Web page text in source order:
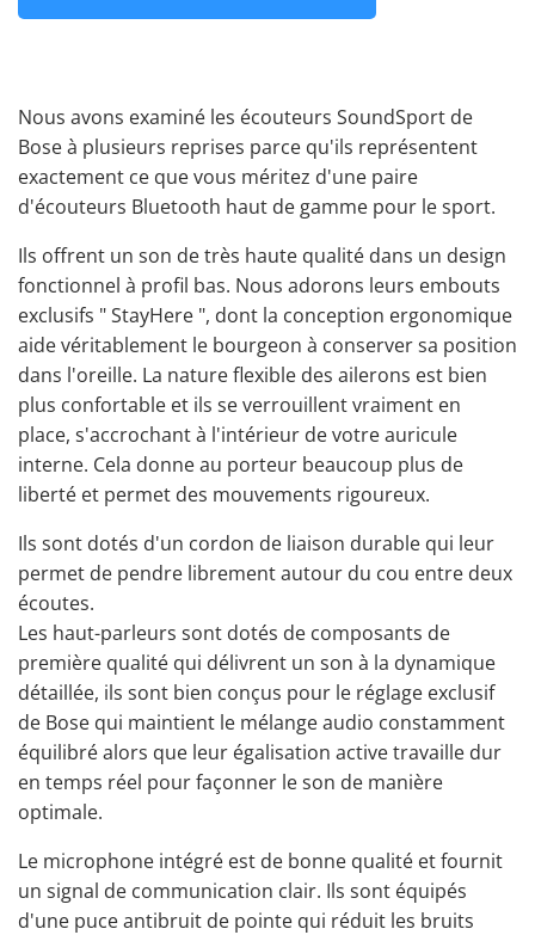
Nous avons examiné les écouteurs SoundSport de
Boseà plusieurs reprises parce qu'ils représentent
exactement ce que vous méritez d'une paire
d'écouteurs Bluetooth haut de gamme pour le sport.
Ils offrent un son de très haute qualité dans un design
fonctionnel à profil bas. Nous adorons leurs embouts
exclusifs " StayHere ", dont la conception ergonomique
aide véritablement le bourgeon à conserver sa position
dans l'oreille. La nature flexible des ailerons est bien
plus confortable et ils se verrouillent vraiment en
place, s'accrochant à l'intérieur de votre auricule
interne. Cela donne au porteur beaucoup plus de
liberté et permet des mouvements rigoureux.
Ils sont dotés d'un cordon de liaison durable qui leur
permet de pendre librement autour du cou entre deux
écoutes.
Les haut-parleurs sont dotés de composants de
première qualité qui délivrent un son à la dynamique
détaillée, ils sont bien conçus pour le réglage exclusif
de Bose qui maintient le mélange audio constamment
équilibré alors que leur égalisation active travaille dur
en temps réel pour façonner le son de manière
optimale.
Le microphone intégré est de bonne qualité et fournit
un signal de communication clair. Ils sont équipés
d'une puce antibruit de pointe qui réduit les bruits